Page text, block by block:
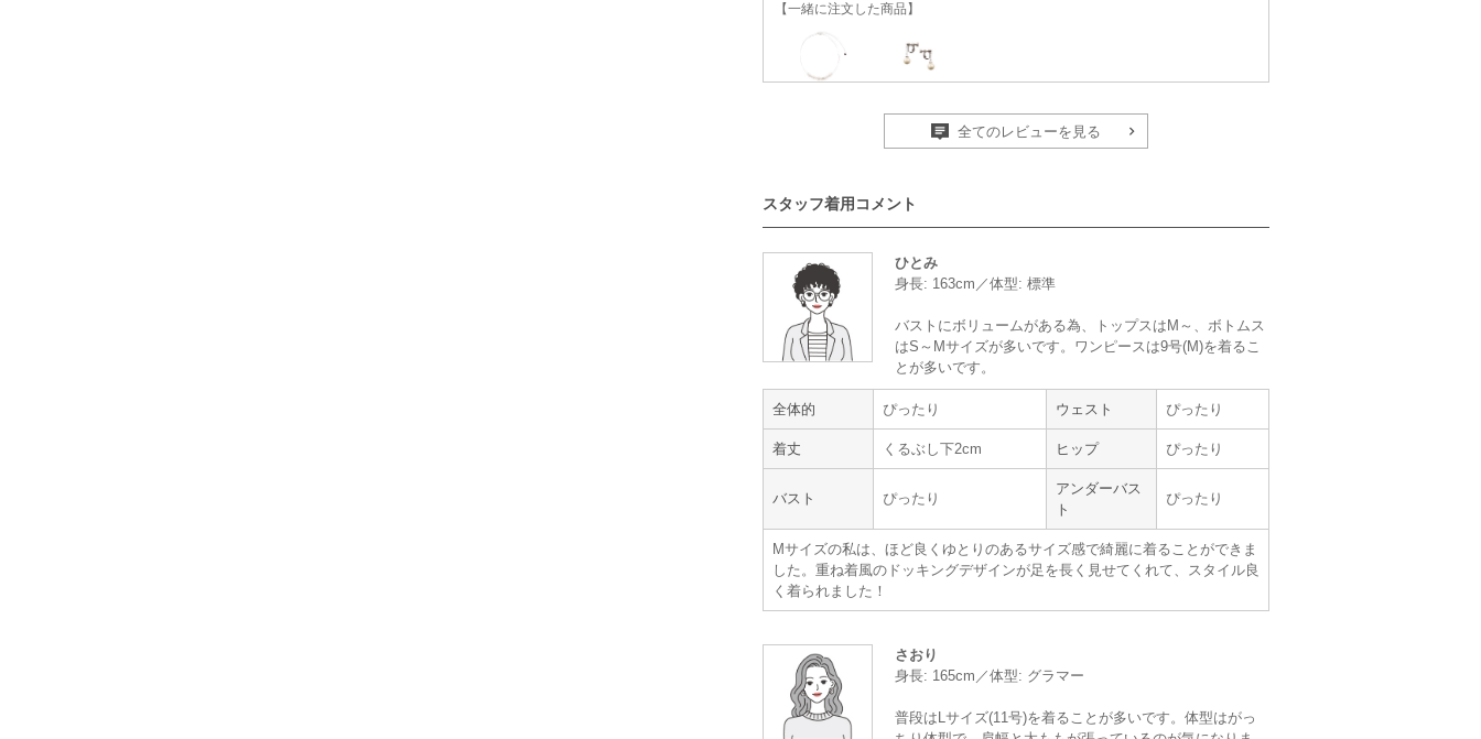
【一緒に注文した商品】
年齢 : 30代後半
体重 :50～54kg
体型 :標準
サイズ :ぴったり
使用時期 :
【一緒に注文した商品】
MAYGLOBE Veil AIMER
【A09316】を使用
年齢 : 40代後半
体重 :50～54kg
体型 :標準
使用地域 :
イメージ通りでよかった。
全てのレビューを見る
スタッフ着用コメント
ひとみ
身長: 163cm／体型: 標準
バストにボリュームがある為、トップスはM～、ボトムス
はS～Mサイズが多いです。ワンピースは9号(M)を着るこ
とが多いです。
全体的 ぴったり ウェスト ぴったり
着丈 くるぶし下2cm ヒップ ぴったり
バスト ぴったり
アンダーバス
ト
ぴったり
Mサイズの私は、ほど良くゆとりのあるサイズ感で綺麗に着ることができま
した。重ね着風のドッキングデザインが足を長く見せてくれて、スタイル良
く着られました！
さおり
身長: 165cm／体型: グラマー
普段はLサイズ(11号)を着ることが多いです。体型はがっ